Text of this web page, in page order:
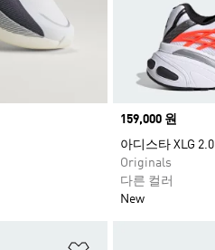
Price
159,000 원
아디스타 XLG 2.0
Originals
다른 컬러
New